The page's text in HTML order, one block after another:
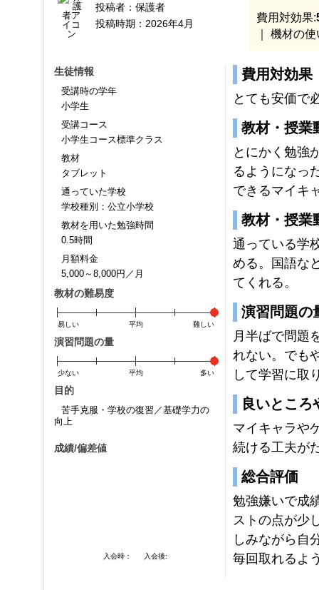
投稿者： 保護者
投稿時期： 2026年4月 費用対効果:
｜ 機材の
生徒情報
受講時の学年
小学生
受講コース
小学生コース標準クラス
教材
タブレット
通っていた学校
学校種別：公立小学校
教材を用いた勉強時間
0.5時間
月額料金
5,000～8,000円／月
教材の難易度
易しい 平均 難しい
演習問題の量
少ない 平均 多い
目的
苦手克服・学校の復習／基礎学力の
向上
成績/偏差値
入会時： 入会後:
費用対効果
とても安価で
教材・授業
とにかく勉強
るようになっ
できるマイキ
教材・授業
通っている学
める。国語な
てくれる。
演習問題の
月半ばで問題
れない。でも
して学習に取
良いところ
マイキャラや
続ける工夫が
総合評価
勉強嫌いで成
ストの点が少
しみながら自
毎回取れるよ